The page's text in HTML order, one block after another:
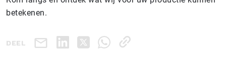
betekenen.
DEEL